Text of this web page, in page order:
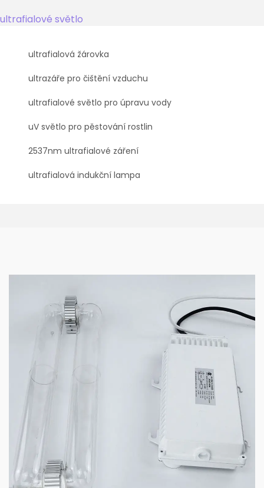
ultrafialové světlo
ultrafialová žárovka
ultrazáře pro čištění vzduchu
ultrafialové světlo pro úpravu vody
uV světlo pro pěstování rostlin
2537nm ultrafialové záření
ultrafialová indukční lampa